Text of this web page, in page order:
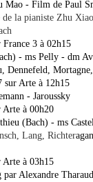
Mao - Film de Paul
la pianiste Zhu
3 à 02h15
- ms Pelly - dm
Dennefeld,
sur Arte à 12h15
- Jaroussky
à 00h20
(Bach) - ms
Lang, Richter
à 03h15
Alexandre Tharaud